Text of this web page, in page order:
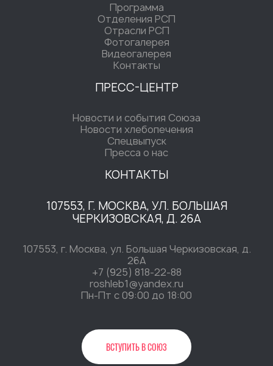
Программа
Отделения РСП
Отрасли РСП
Фотогалерея
Видеогалерея
Контакты
ПРЕСС-ЦЕНТР
Новости и события Союза
Новости хлебопечения
Спецвыпуск
Пресса о нас
КОНТАКТЫ
107553, Г. МОСКВА, УЛ. БОЛЬШАЯ
ЧЕРКИЗОВСКАЯ, Д. 26А
107553, г. Москва, ул. Большая Черкизовская, д.
26А
+7 (925) 818-22-88
roshleb1@yandex.ru
Пн-Пт c 09:00 до 18:00
ВСТУПИТЬ В СОЮЗ